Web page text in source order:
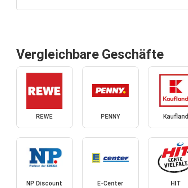
Vergleichbare Geschäfte
REWE PENNY Kaufland
NP Discount E-Center HIT